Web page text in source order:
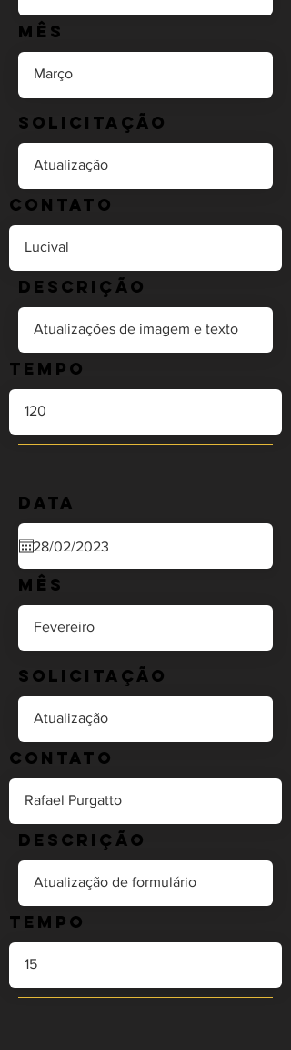
Mês
Solicitação
Contato
Descrição
Tempo
Data
Mês
Solicitação
Contato
Descrição
Tempo